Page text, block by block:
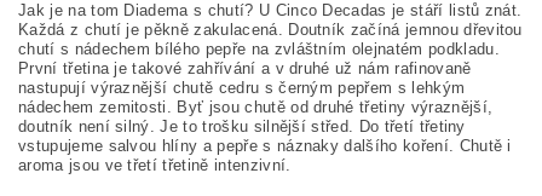
Jak je na tom Diadema s chutí? U Cinco Decadas je stáří listů znát.
Každá z chutí je pěkně zakulacená. Doutník začíná jemnou dřevitou
chutí s nádechem bílého pepře na zvláštním olejnatém podkladu.
První třetina je takové zahřívání a v druhé už nám rafinovaně
nastupují výraznější chutě cedru s černým pepřem s lehkým
nádechem zemitosti. Byť jsou chutě od druhé třetiny výraznější,
doutník není silný. Je to trošku silnější střed. Do třetí třetiny
vstupujeme salvou hlíny a pepře s náznaky dalšího koření. Chutě i
aroma jsou ve třetí třetině intenzivní.